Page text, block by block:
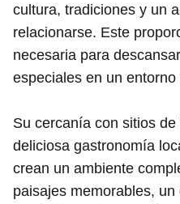
cultura, tradiciones y un
relacionarse. Este
necesaria para
especiales en un
Su cercanía con sitios
deliciosa gastronomía
crean un ambiente
paisajes memorables,